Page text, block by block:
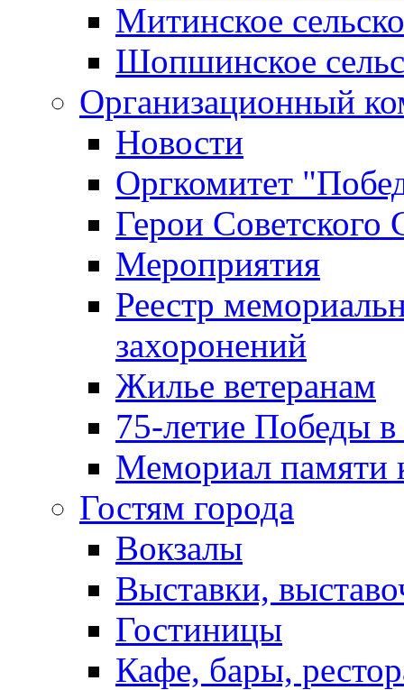
Митинское
Шопшинское
Организационный
Новости
Оргкомитет
Герои Советского
Мероприятия
Реестр
захоронений
Жилье ветеранам
75-летие Победы
Мемориал памяти
Гостям города
Вокзалы
Выставки,
Гостиницы
Кафе, бары,